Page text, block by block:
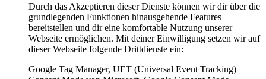
Durch das Akzeptieren dieser Dienste können wir dir über die
grundlegenden Funktionen hinausgehende Features
bereitstellen und dir eine komfortable Nutzung unserer
Webseite ermöglichen. Mit deiner Einwilligung setzen wir auf
dieser Webseite folgende Drittdienste ein:
Google Tag Manager, UET (Universal Event Tracking)